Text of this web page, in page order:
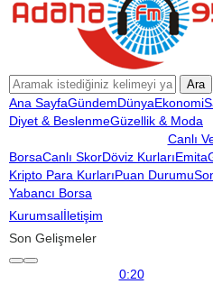
Ara
Ana SayfaGündemDünyaEkonomi
Diyet & BeslenmeGüzellik & Moda
Canlı
BorsaCanlı SkorDöviz KurlarıEmita
Kripto Para KurlarıPuan Durumu
Yabancı Borsa
Kurumsalİletişim
Son Gelişmeler
0:20